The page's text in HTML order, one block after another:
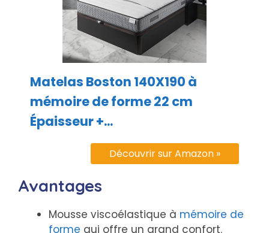
Matelas Boston 140X190 à
mémoire de forme 22 cm
Épaisseur +...
Découvrir sur Amazon »
Avantages
Mousse viscoélastique à mémoire de
forme qui offre un grand confort.